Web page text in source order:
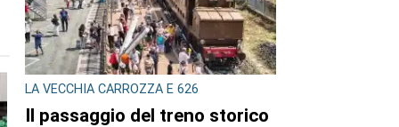
LA VECCHIA CARROZZA E 626
Il passaggio del treno storico